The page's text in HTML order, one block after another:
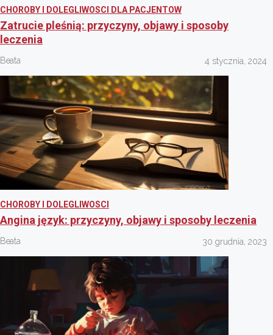
CHOROBY I DOLEGLIWOSCI DLA PACJENTOW
Zatrucie pleśnią: przyczyny, objawy i sposoby
leczenia
Beata 4 stycznia, 2024
CHOROBY I DOLEGLIWOSCI
Angina język: przyczyny, objawy i sposoby leczenia
Beata 30 grudnia, 2023